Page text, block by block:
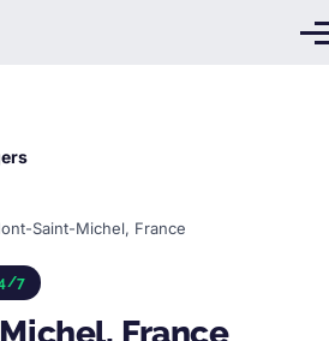
Saint-Michel, France
7
France